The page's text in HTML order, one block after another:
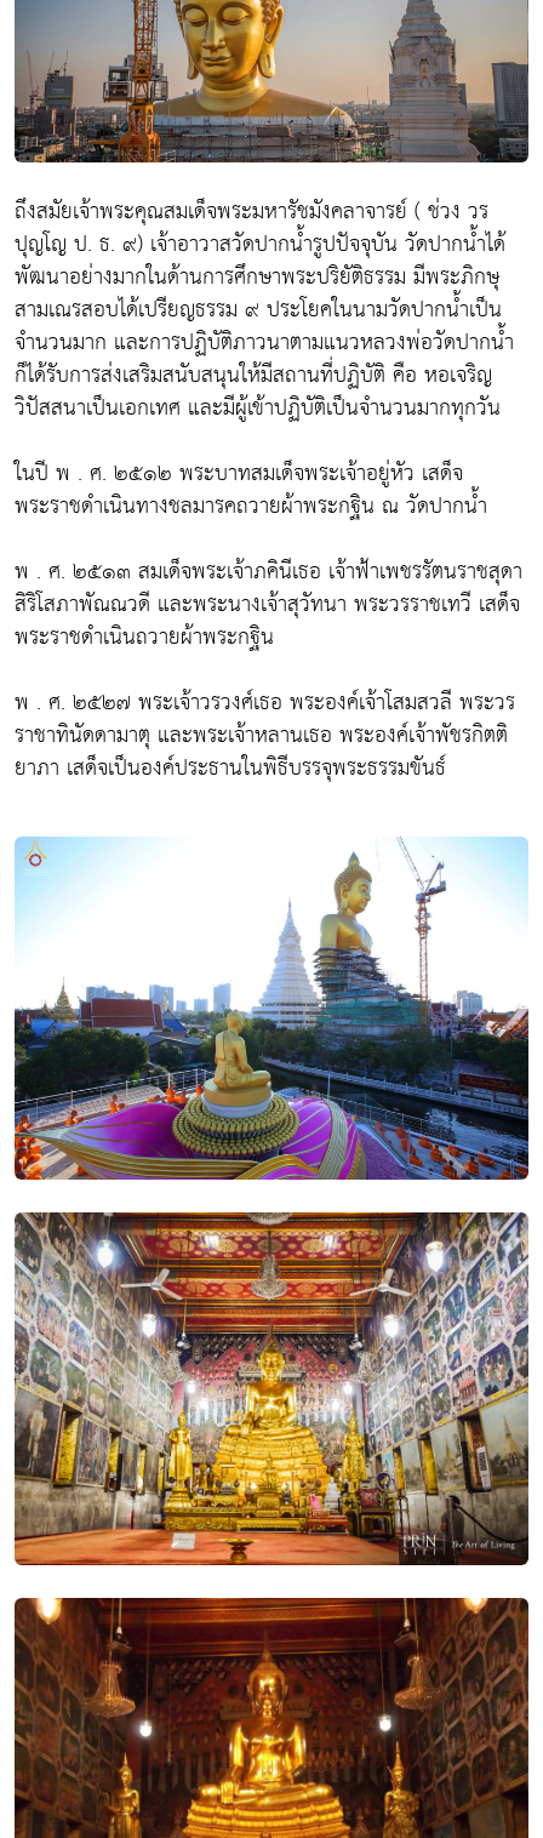
ถึงสมัยเจ้าพระคุณสมเด็จพระมหารัชมังคลาจารย์ ( ช่วง วร
ปุญโญ ป. ธ. ๙) เจ้าอาวาสวัดปากน้ำรูปปัจจุบัน วัดปากน้ำได้
พัฒนาอย่างมากในด้านการศึกษาพระปริยัติธรรม มีพระภิกษุ
สามเณรสอบได้เปรียญธรรม ๙ ประโยคในนามวัดปากน้ำเป็น
จำนวนมาก และการปฏิบัติภาวนาตามแนวหลวงพ่อวัดปากน้ำ
ก็ได้รับการส่งเสริมสนับสนุนให้มีสถานที่ปฏิบัติ คือ หอเจริญ
วิปัสสนาเป็นเอกเทศ และมีผู้เข้าปฏิบัติเป็นจำนวนมากทุกวัน
ในปี พ . ศ. ๒๕๑๒ พระบาทสมเด็จพระเจ้าอยู่หัว เสด็จ
พระราชดำเนินทางชลมารคถวายผ้าพระกฐิน ณ วัดปากน้ำ
พ . ศ. ๒๕๑๓ สมเด็จพระเจ้าภคินีเธอ เจ้าฟ้าเพชรรัตนราชสุดา
สิริโสภาพัณณวดี และพระนางเจ้าสุวัทนา พระวรราชเทวี เสด็จ
พระราชดำเนินถวายผ้าพระกฐิน
พ . ศ. ๒๕๒๗ พระเจ้าวรวงศ์เธอ พระองค์เจ้าโสมสวลี พระวร
ราชาทินัดดามาตุ และพระเจ้าหลานเธอ พระองค์เจ้าพัชรกิตติ
ยาภา เสด็จเป็นองค์ประธานในพิธีบรรจุพระธรรมขันธ์